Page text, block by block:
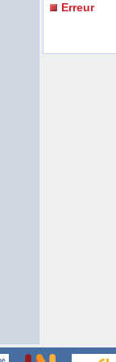
Erreur